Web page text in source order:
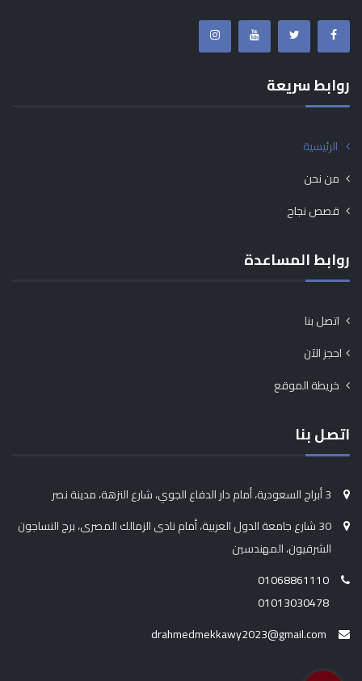
روابط سريعة
الرئيسية
من نحن
قصص نجاح
روابط المساعدة
اتصل بنا
احجز الآن
خريطة الموقع
اتصل بنا
3 أبراج السعودية، أمام دار الدفاع الجوي، شارع النزهة، مدينة نصر
30 شارع جامعة الدول العربية، أمام نادى الزمالك المصرى، برج النساجون
الشرقيون، المهندسين
01068861110
01013030478
drahmedmekkawy2023@gmail.com